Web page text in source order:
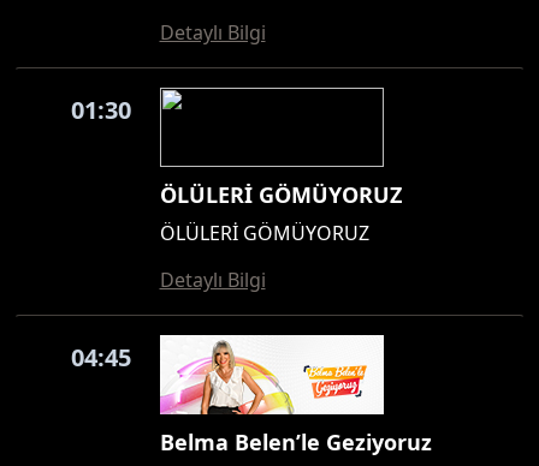
Detaylı Bilgi
01:30
ÖLÜLERİ GÖMÜYORUZ
ÖLÜLERİ GÖMÜYORUZ
Detaylı Bilgi
04:45
Belma Belen’le Geziyoruz